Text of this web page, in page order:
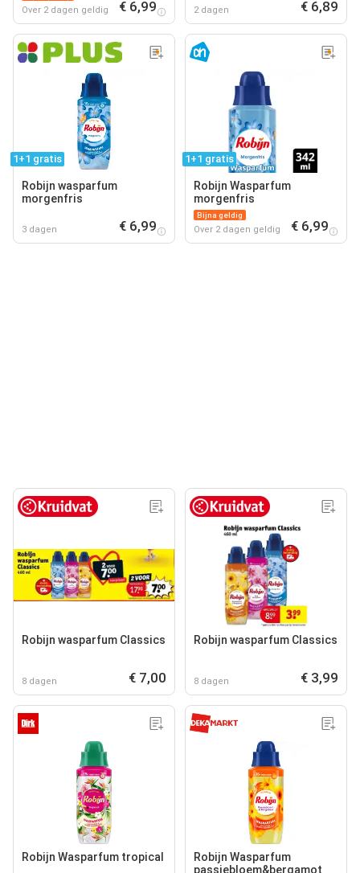
Over 2 dagen geldig € 6,99 2 dagen € 6,89
1+1 gratis
Robijn wasparfum
morgenfris
3 dagen € 6,99
1+1 gratis
Robijn Wasparfum
morgenfris
Bijna geldig
Over 2 dagen geldig € 6,99
Robijn wasparfum Classics
8 dagen € 7,00
Robijn wasparfum Classics
8 dagen € 3,99
Robijn Wasparfum tropical
Robijn Wasparfum
passiebloem&bergamot